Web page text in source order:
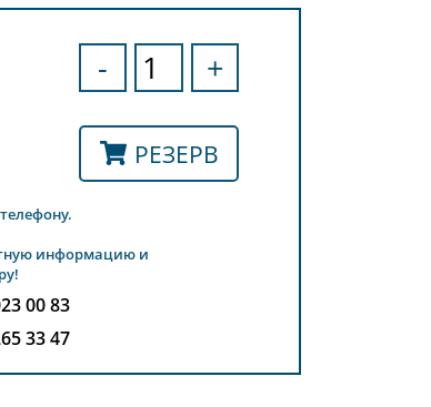
- +
РЕЗЕРВ
информацию и
00 83
33 47